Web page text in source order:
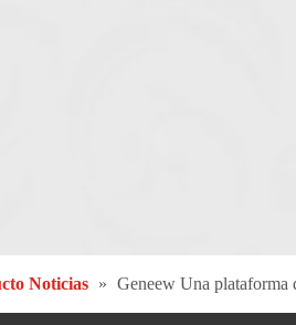
Noticias » Geneew Una